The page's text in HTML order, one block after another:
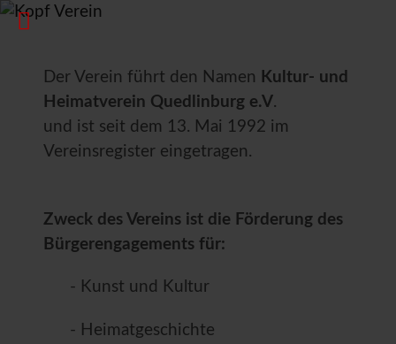
Der Verein führt den Namen Kultur- und
Heimatverein Quedlinburg e.V.
und ist seit dem 13. Mai 1992 im
Vereinsregister eingetragen.
Zweck des Vereins ist die Förderung des
Bürgerengagements für:
- Kunst und Kultur
- Heimatgeschichte